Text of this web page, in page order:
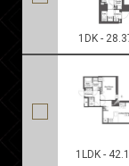
1DK -
1LDK -